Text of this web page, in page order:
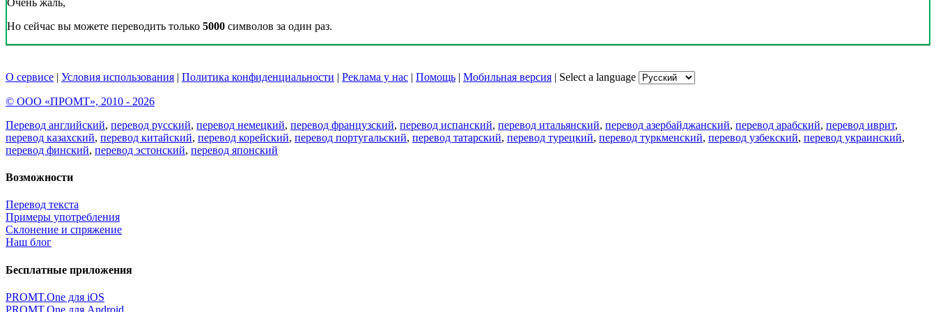
Но сейчас вы можете переводить только 5000 символов за один раз.
О сервисе | Условия использования | Политика конфиденциальности | Реклама у нас | Помощь | Мобильная версия | Select a language
© ООО «ПРОМТ», 2010 - 2026
Перевод английский, перевод русский, перевод немецкий, перевод французский, перевод испанский, перевод итальянский, перевод азербайджанский, перевод арабский, перевод иврит,
перевод казахский, перевод китайский, перевод корейский, перевод португальский, перевод татарский, перевод турецкий, перевод туркменский, перевод узбекский, перевод украинский,
перевод финский, перевод эстонский, перевод японский
Возможности
Перевод текста
Примеры употребления
Склонение и спряжение
Наш блог
Бесплатные приложения
PROMT.One для iOS
PROMT.One для Android